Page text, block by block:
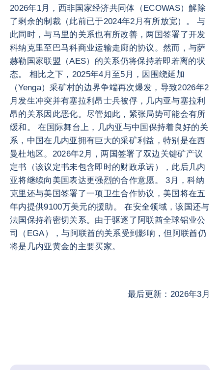
2026年1月，西非国家经济共同体（ECOWAS）解除
了剩余的制裁（此前已于2024年2月有所放宽）。 与
此同时，与马里的关系也有所改善，两国签署了开发
科纳克里至巴马科商业运输走廊的协议。然而，与萨
赫勒国家联盟（AES）的关系仍将保持若即若离的状
态。 相比之下，2025年4月至5月，因围绕延加
（Yenga）采矿村的边界争端再次爆发，导致2026年2
月发生冲突并有塞拉利昂士兵被俘，几内亚与塞拉利
昂的关系因此恶化。尽管如此，紧张局势可能会有所
缓和。 在国际舞台上，几内亚与中国保持着良好的关
系，中国在几内亚拥有巨大的采矿利益，特别是在西
曼杜地区。2026年2月，两国签署了双边关键矿产议
定书（该议定书未包含即时的财政承诺），此后几内
亚将继续向美国表达更强烈的合作意愿。 3月，科纳
克里还与美国签署了一项卫生合作协议，美国将在五
年内提供9100万美元的援助。 在安全领域，该国还与
法国保持着密切关系。由于驱逐了阿联酋全球铝业公
司（EGA），与阿联酋的关系受到影响，但阿联酋仍
将是几内亚黄金的主要买家。
最后更新：2026年3月